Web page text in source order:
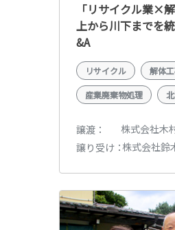
「リサイクル業×
上から川下までを
&A
リサイクル 解体
産業廃棄物処理
譲渡
株式会社木
譲り受け 株式会社鈴